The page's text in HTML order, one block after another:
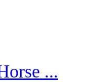
...